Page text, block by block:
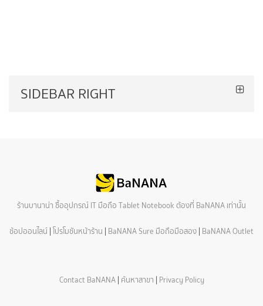
SIDEBAR RIGHT
ร้านบานาน่า ซื้ออุปกรณ์ IT มือถือ Tablet Notebook ต้องที่ BaNANA เท่านั้น
ช้อปออนไลน์ | โปรโมชันหน้าร้าน | BaNANA Sure มือถือมือสอง | BaNANA Outlet
Contact BaNANA| ค้นหาสาขา | Privacy Policy